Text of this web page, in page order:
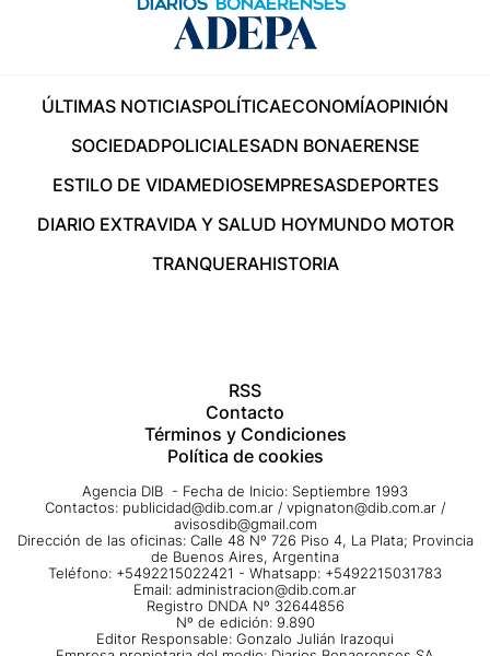
ÚLTIMAS NOTICIASPOLÍTICAECONOMÍAOPINIÓN
SOCIEDADPOLICIALESADN BONAERENSE
ESTILO DE VIDAMEDIOSEMPRESASDEPORTES
DIARIO EXTRAVIDA Y SALUD HOYMUNDO MOTOR
TRANQUERAHISTORIA
RSS
Contacto
Términos y Condiciones
Política de cookies
Agencia DIB - Fecha de Inicio: Septiembre 1993
Contactos: publicidad@dib.com.ar / vpignaton@dib.com.ar /
avisosdib@gmail.com
Dirección de las oficinas: Calle 48 Nº 726 Piso 4, La Plata; Provincia
de Buenos Aires, Argentina
Teléfono: +5492215022421 - Whatsapp: +5492215031783
Email: administracion@dib.com.ar
Registro DNDA Nº 32644856
Nº de edición: 9.890
Editor Responsable: Gonzalo Julián Irazoqui